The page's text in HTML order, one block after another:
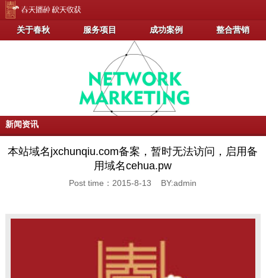
关于春秋 服务项目 成功案例 整合营销
新闻资讯
本站域名jxchunqiu.com备案，暂时无法访问，启用备
用域名cehua.pw
Post time：2015-8-13 BY:admin